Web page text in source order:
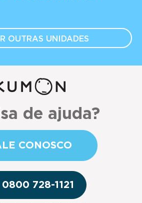
OUTRAS UNIDADES
de ajuda?
CONOSCO
0800 728-1121